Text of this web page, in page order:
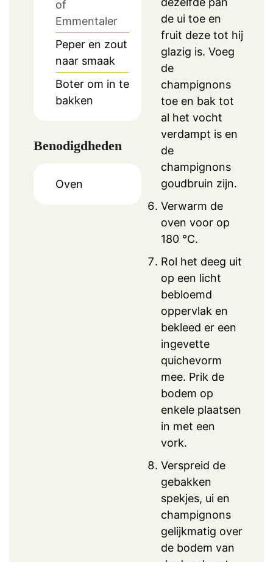
of
Emmentaler
Peper en zout
naar smaak
Boter om in te
bakken
Benodigdheden
Oven
de ui toe en
fruit deze tot hij
glazig is. Voeg
de
champignons
toe en bak tot
al het vocht
verdampt is en
de
champignons
goudbruin zijn.
Verwarm de
oven voor op
180 °C.
Rol het deeg uit
op een licht
bebloemd
oppervlak en
bekleed er een
ingevette
quichevorm
mee. Prik de
bodem op
enkele plaatsen
in met een
vork.
Verspreid de
gebakken
spekjes, ui en
champignons
gelijkmatig over
de bodem van